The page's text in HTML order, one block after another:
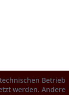
Betrieb
werden. Andere